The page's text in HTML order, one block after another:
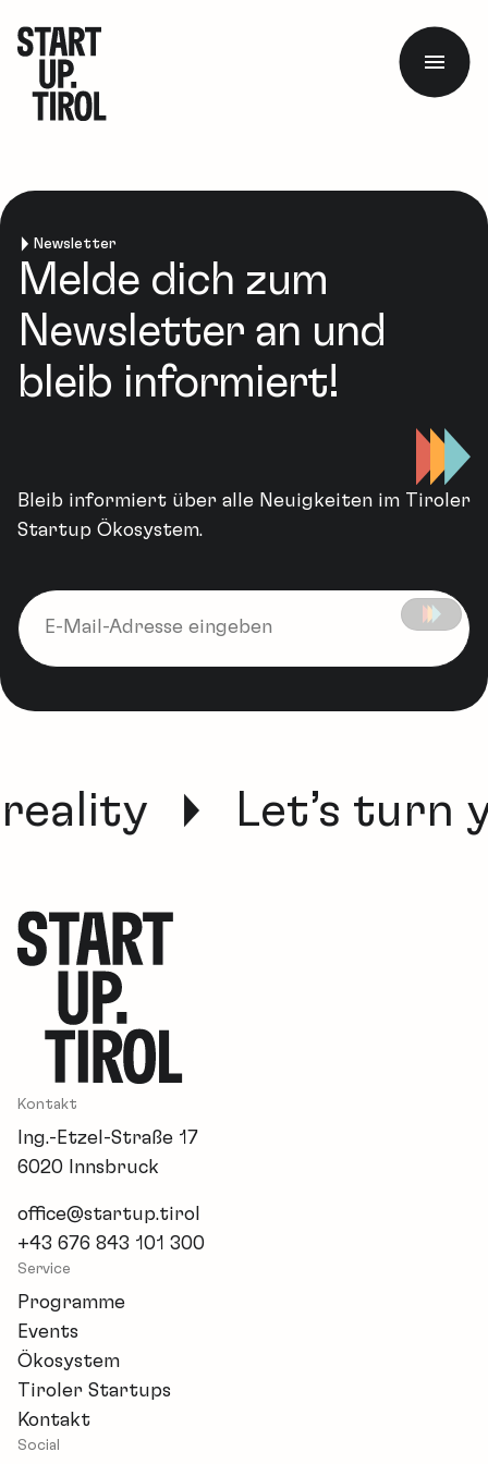
Newsletter
Melde dich zum
Newsletter an und
bleib informiert!
Bleib informiert über alle Neuigkeiten im Tiroler
Startup Ökosystem.
Let’s turn
Kontakt
Ing.-Etzel-Straße 17
6020 Innsbruck
office@startup.tirol
+43 676 843 101 300
Service
Programme
Events
Ökosystem
Tiroler Startups
Kontakt
Social